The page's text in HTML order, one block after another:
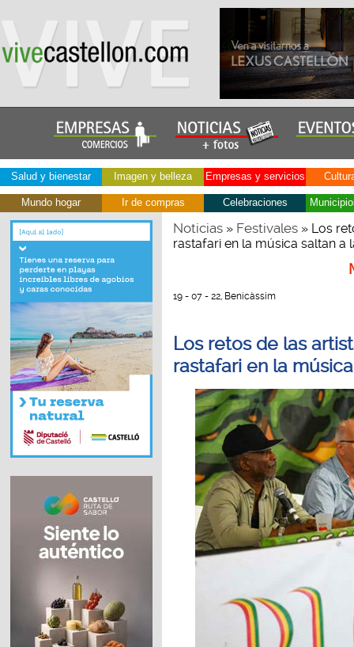
Salud y bienestar Imagen y belleza Empresas y servicios
Mundo hogar Ir de compras Celebraciones
Noticias» Festivales» Los
rastafari en la música saltan a
19 - 07 - 22, Benicàssim
Los retos de las
rastafari en la